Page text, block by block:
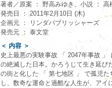
著者／原案 ： 野高みゆき、小説 ： 高
発売日 ： 2011年2月10日 (木)
企画元 ： リンダパブリッシャーズ
発売元 ： 泰文堂
＜ 内容 ＞
史上最悪の実験事故 「 2047年事故 」
の絶滅した日本。かろうじて生き延び
の街と化した 「 第七地区 」 で孤児
し、数奇な運命と過酷な人生が、アイ